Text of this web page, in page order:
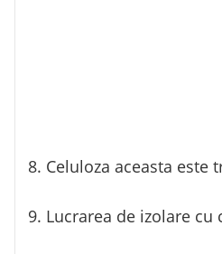
8. Celuloza aceasta
9. Lucrarea de izolare